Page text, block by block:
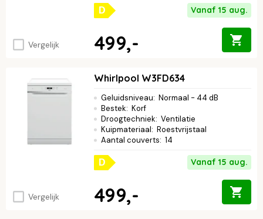
Vergelijk
D Vanaf 15 aug.
499,-
Vergelijk
Whirlpool W3FD634
Geluidsniveau: Normaal - 44 dB
Bestek: Korf
Droogtechniek: Ventilatie
Kuipmateriaal: Roestvrijstaal
Aantal couverts: 14
D Vanaf 15 aug.
499,-